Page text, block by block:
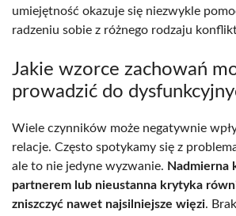
umiejętność okazuje się niezwykle
radzeniu sobie z różnego rodzaju
Jakie wzorce zachowań
prowadzić do
Wiele czynników może negatywnie
relacje. Często spotykamy się z
ale to nie jedyne wyzwanie. Nadmierna
partnerem lub nieustanna krytyka
zniszczyć nawet najsilniejsze więzi.